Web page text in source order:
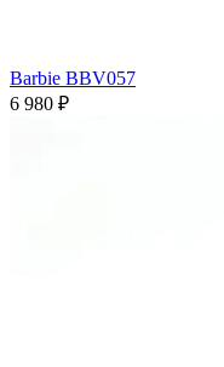
Barbie BBV057
6 980 ₽